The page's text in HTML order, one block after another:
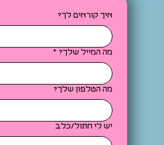
איך קוראים לך?
מה המייל שלך? *
מה הטלפון שלך?
יש לי חתול/כלב